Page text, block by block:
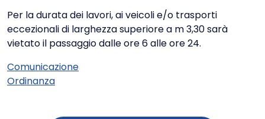
Per la durata dei lavori, ai veicoli e/o trasporti
eccezionali di larghezza superiore a m 3,30 sarà
vietato il passaggio dalle ore 6 alle ore 24.
Comunicazione
Ordinanza